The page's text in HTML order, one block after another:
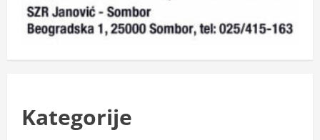
Kategorije